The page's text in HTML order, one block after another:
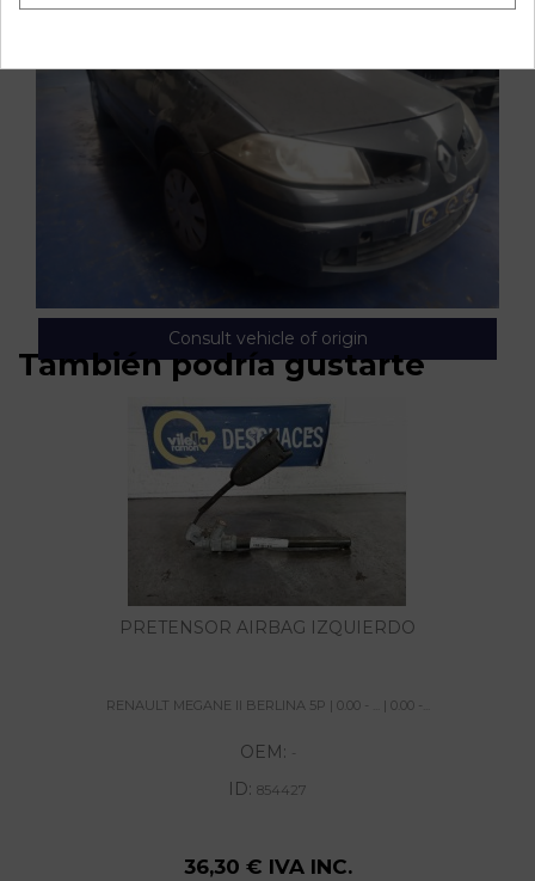
Consult vehicle of origin
También podría gustarte
PRETENSOR AIRBAG IZQUIERDO
RENAULT MEGANE II BERLINA 5P | 0.00 - ... | 0.00 -...
OEM: -
ID: 854427
36,30 € IVA INC.